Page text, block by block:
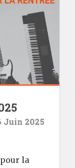
Juin 2025
la